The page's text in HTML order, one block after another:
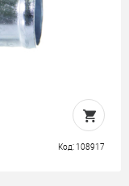
Код: 108917